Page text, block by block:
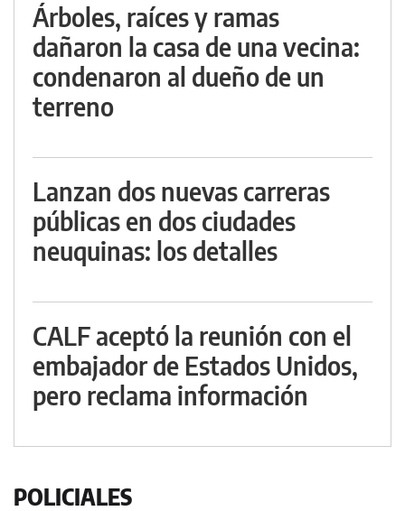
Árboles, raíces y ramas
dañaron la casa de una vecina:
condenaron al dueño de un
terreno
Lanzan dos nuevas carreras
públicas en dos ciudades
neuquinas: los detalles
CALF aceptó la reunión con el
embajador de Estados Unidos,
pero reclama información
POLICIALES